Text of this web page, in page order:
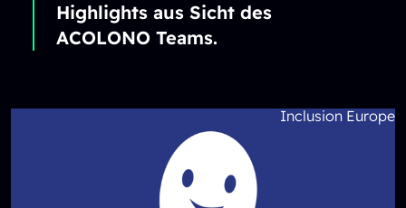
Highlights aus Sicht des
ACOLONO Teams.
Inclusion Europe